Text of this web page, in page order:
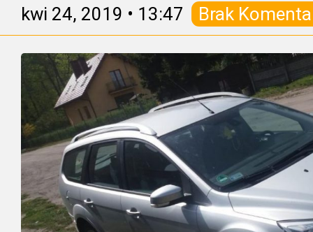
kwi 24, 2019 • 13:47 Brak